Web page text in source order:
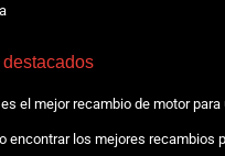
es el mejor recambio de motor para
encontrar los mejores recambios